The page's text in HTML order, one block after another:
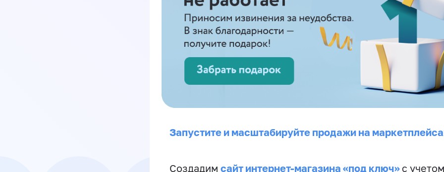
Запустите и масштабируйте продажи на
Создадим сайт интернет-магазина «под ключ» с учетом